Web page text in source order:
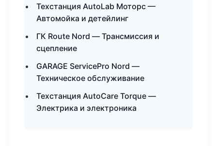
Техстанция AutoLab Моторс —
Автомойка и детейлинг
ГК Route Nord — Трансмиссия и
сцепление
GARAGE ServicePro Nord —
Техническое обслуживание
Техстанция AutoCare Torque —
Электрика и электроника